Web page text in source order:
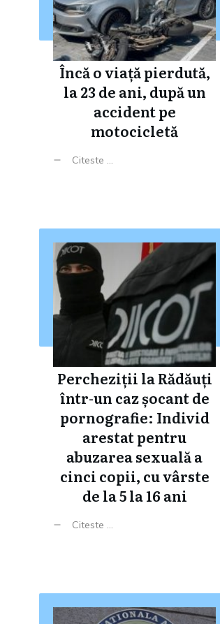
Încă o viață pierdută,
la 23 de ani, după un
accident pe
motocicletă
Citeste ...
Percheziții la Rădăuți
într-un caz șocant de
pornografie: Individ
arestat pentru
abuzarea sexuală a
cinci copii, cu vârste
de la 5 la 16 ani
Citeste ...